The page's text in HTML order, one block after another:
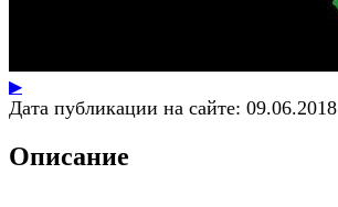
▶
Дата публикации на сайте: 09.06.2018
Описание